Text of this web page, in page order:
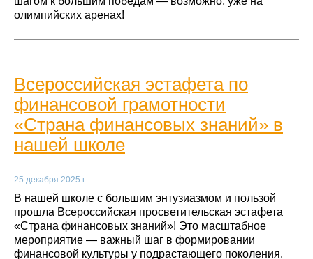
олимпийских аренах!
Всероссийская эстафета по
финансовой грамотности
«Страна финансовых знаний» в
нашей школе
25 декабря 2025 г.
В нашей школе с большим энтузиазмом и пользой
прошла Всероссийская просветительская эстафета
«Страна финансовых знаний»! Это масштабное
мероприятие — важный шаг в формировании
финансовой культуры у подрастающего поколения.